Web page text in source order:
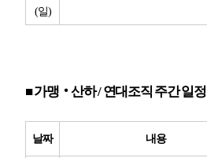
(일)
■가맹‧산하/연대조직 주간 일정
날짜 내용